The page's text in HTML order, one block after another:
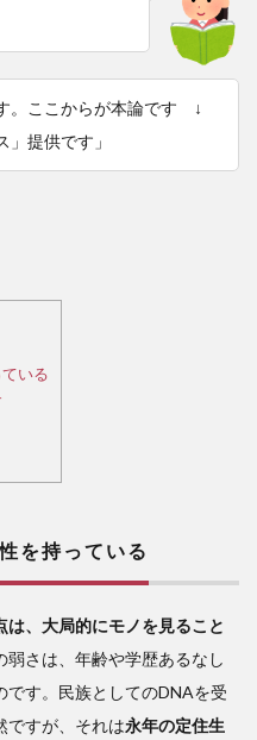
す。ここからが本論です ↓
提供です」
いる
を持っている
、大局的にモノを見ること
弱さは、年齢や学歴あるなし
す。民族としてのDNAを受
ですが、それは永年の定住生